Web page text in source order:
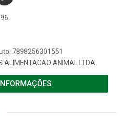
7898256301551
ALIMENTACAO ANIMAL LTDA